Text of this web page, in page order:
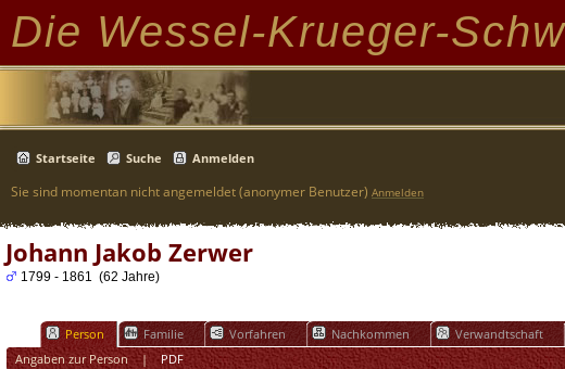
Die Wessel-Krueger-
Startseite Suche Anmelden
Sie sind momentan nicht angemeldet (anonymer Benutzer) Anmelden
Johann Jakob Zerwer
1799 - 1861 (62 Jahre)
Person Familie Vorfahren Nachkommen Verwandtschaft
Angaben zur Person|PDF